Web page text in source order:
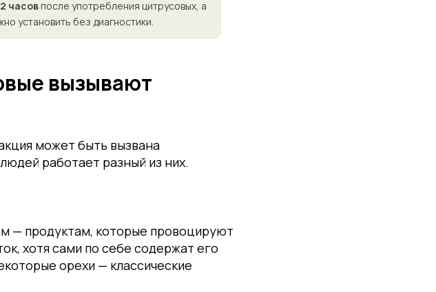
часовпосле употребления цитрусовых, а
установить без диагностики.
вызывают
может быть вызвана
работает разный из них.
— продуктам, которые провоцируют
хотя сами по себе содержат его
орехи — классические